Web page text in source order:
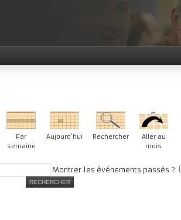
Par
semaine
Aujourd'hui Rechercher
Aller au
mois
Montrer les événements passés ?